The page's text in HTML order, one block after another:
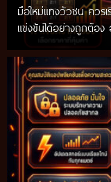
มือใหม่แทงวัวชน ควรเ
แข่งขันได้อย่างถูกต้อง